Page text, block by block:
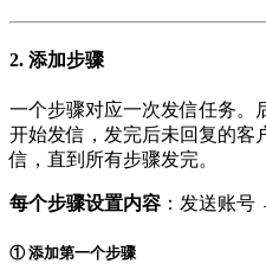
2. 添加步骤
一个步骤对应一次发信任务。
开始发信，发完后未回复的客
信，直到所有步骤发完。
每个步骤设置内容 ：发送账
① 添加第一个步骤